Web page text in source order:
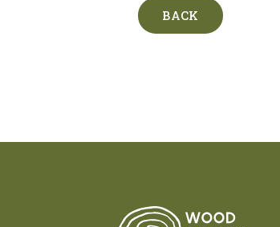
BACK